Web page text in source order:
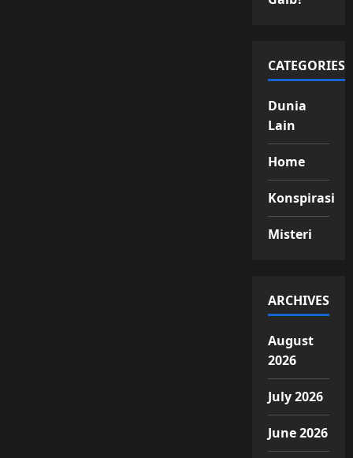
CATEGORIES
Dunia
Lain
Home
Konspirasi
Misteri
ARCHIVES
August
2026
July 2026
June 2026